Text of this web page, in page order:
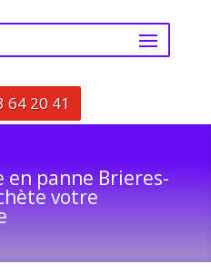
64 20 41
panne Brieres-
votre